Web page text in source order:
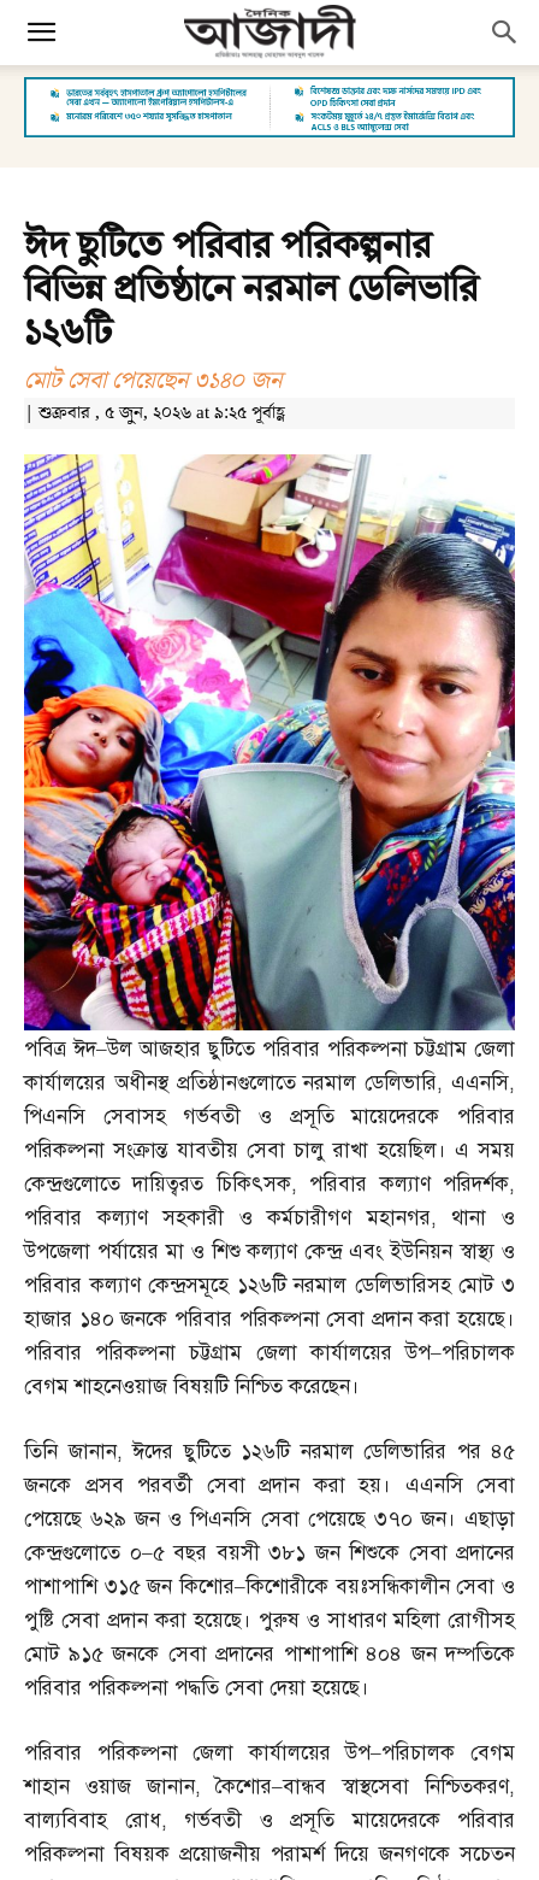
ঈদ ছুটিতে পরিবার পরিকল্পনার
বিভিন্ন প্রতিষ্ঠানে নরমাল ডেলিভারি
১২৬টি
মোট সেবা পেয়েছেন ৩১৪০ জন
| শুক্রবার , ৫ জুন, ২০২৬ at ৯:২৫ পূর্বাহ্ণ
পবিত্র ঈদ–উল আজহার ছুটিতে পরিবার পরিকল্পনা চট্টগ্রাম জেলা
কার্যালয়ের অধীনস্থ প্রতিষ্ঠানগুলোতে নরমাল ডেলিভারি,এএনসি,
পিএনসি সেবাসহ গর্ভবতী ও প্রসূতি মায়েদেরকে পরিবার
পরিকল্পনা সংক্রান্ত যাবতীয় সেবা চালু রাখা হয়েছিল। এ সময়
কেন্দ্রগুলোতে দায়িত্বরত চিকিৎসক, পরিবার কল্যাণ পরিদর্শক,
পরিবার কল্যাণ সহকারী ও কর্মচারীগণ মহানগর,থানা ও
উপজেলা পর্যায়ের মা ও শিশু কল্যাণ কেন্দ্র এবং ইউনিয়ন স্বাস্থ্য ও
পরিবার কল্যাণ কেন্দ্রসমূহে ১২৬টি নরমাল ডেলিভারিসহ মোট ৩
হাজার ১৪০ জনকে পরিবার পরিকল্পনা সেবা প্রদান করা হয়েছে।
পরিবার পরিকল্পনা চট্টগ্রাম জেলা কার্যালয়ের উপ–পরিচালক
বেগম শাহনেওয়াজ বিষয়টি নিশ্চিত করেছেন।
তিনি জানান,ঈদের ছুটিতে ১২৬টি নরমাল ডেলিভারির পর ৪৫
জনকে প্রসব পরবর্তী সেবা প্রদান করা হয়। এএনসি সেবা
পেয়েছে ৬২৯ জন ও পিএনসি সেবা পেয়েছে ৩৭০ জন। এছাড়া
কেন্দ্রগুলোতে ০–৫ বছর বয়সী ৩৮১ জন শিশুকে সেবা প্রদানের
পাশাপাশি ৩১৫ জন কিশোর–কিশোরীকে বয়ঃসন্ধিকালীন সেবা ও
পুষ্টি সেবা প্রদান করা হয়েছে। পুরুষ ও সাধারণ মহিলা রোগীসহ
মোট ৯১৫ জনকে সেবা প্রদানের পাশাপাশি ৪০৪ জন দম্পতিকে
পরিবার পরিকল্পনা পদ্ধতি সেবা দেয়া হয়েছে।
পরিবার পরিকল্পনা জেলা কার্যালয়ের উপ–পরিচালক বেগম
শাহান ওয়াজ জানান,কৈশোর–বান্ধব স্বাস্থসেবা নিশ্চিতকরণ,
বাল্যবিবাহ রোধ, গর্ভবতী ও প্রসূতি মায়েদেরকে পরিবার
পরিকল্পনা বিষয়ক প্রয়োজনীয় পরামর্শ দিয়ে জনগণকে সচেতন